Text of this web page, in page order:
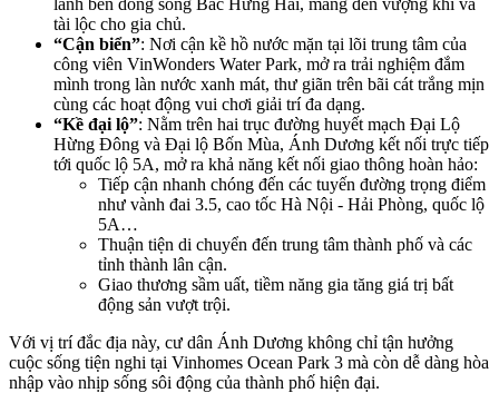
tài lộc cho gia chủ.
“Cận biển”: Nơi cận kề hồ nước mặn tại lõi trung tâm của
công viên VinWonders Water Park, mở ra trải nghiệm đắm
mình trong làn nước xanh mát, thư giãn trên bãi cát trắng mịn
cùng các hoạt động vui chơi giải trí đa dạng.
“Kề đại lộ”: Nằm trên hai trục đường huyết mạch Đại Lộ
Hừng Đông và Đại lộ Bốn Mùa, Ánh Dương kết nối trực tiếp
tới quốc lộ 5A, mở ra khả năng kết nối giao thông hoàn hảo:
Tiếp cận nhanh chóng đến các tuyến đường trọng điểm
như vành đai 3.5, cao tốc Hà Nội - Hải Phòng, quốc lộ
5A…
Thuận tiện di chuyển đến trung tâm thành phố và các
tỉnh thành lân cận.
Giao thương sầm uất, tiềm năng gia tăng giá trị bất
động sản vượt trội.
Với vị trí đắc địa này, cư dân Ánh Dương không chỉ tận hưởng
cuộc sống tiện nghi tại Vinhomes Ocean Park 3 mà còn dễ dàng hòa
nhập vào nhịp sống sôi động của thành phố hiện đại.